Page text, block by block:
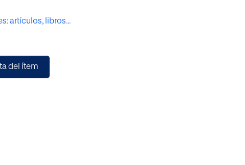
de comunicación política que han resultado más
de fuentes secundarias resulta un marco teórico que ofrece
investigaciones basadas en fuentes primarias. Para
académico.
artículos, libros...
del ítem